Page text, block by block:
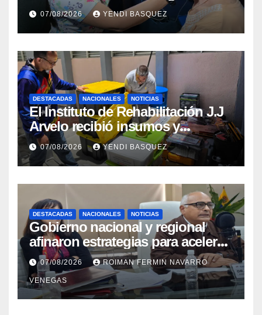
prótesis auditivas en el Centro de
Rehabilitación J.J. Arvelo
07/08/2026 YENDI BASQUEZ
DESTACADAS NACIONALES NOTICIAS
El Instituto de Rehabilitación J.J
Arvelo recibió insumos y
herramientas para la atención de
personas con discapacidad
07/08/2026 YENDI BASQUEZ
DESTACADAS NACIONALES NOTICIAS
Gobierno nacional y regional
afinaron estrategias para acelerar
la vacunación antirrábica en el
estado Zulia
07/08/2026 ROIMAN FERMIN NAVARRO
VENEGAS